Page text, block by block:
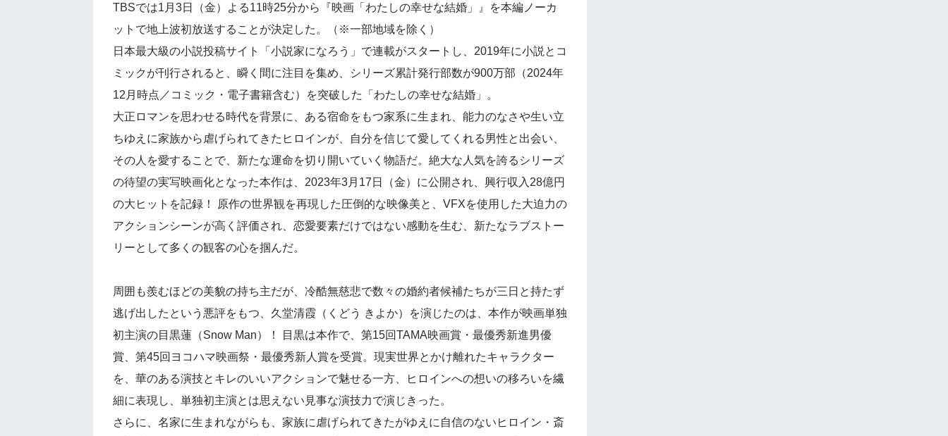
TBSでは1月3日（金）よる11時25分から『映画「わたしの幸せな結婚」』を本編ノーカ
ットで地上波初放送することが決定した。（※一部地域を除く）
日本最大級の小説投稿サイト「小説家になろう」で連載がスタートし、2019年に小説とコ
ミックが刊行されると、瞬く間に注目を集め、シリーズ累計発行部数が900万部（2024年
12月時点／コミック・電子書籍含む）を突破した「わたしの幸せな結婚」。
大正ロマンを思わせる時代を背景に、ある宿命をもつ家系に生まれ、能力のなさや生い立
ちゆえに家族から虐げられてきたヒロインが、自分を信じて愛してくれる男性と出会い、
その人を愛することで、新たな運命を切り開いていく物語だ。絶大な人気を誇るシリーズ
の待望の実写映画化となった本作は、2023年3月17日（金）に公開され、興行収入28億円
の大ヒットを記録！ 原作の世界観を再現した圧倒的な映像美と、VFXを使用した大迫力の
アクションシーンが高く評価され、恋愛要素だけではない感動を生む、新たなラブストー
リーとして多くの観客の心を掴んだ。
周囲も羨むほどの美貌の持ち主だが、冷酷無慈悲で数々の婚約者候補たちが三日と持たず
逃げ出したという悪評をもつ、久堂清霞（くどう きよか）を演じたのは、本作が映画単独
初主演の目黒蓮（Snow Man）！ 目黒は本作で、第15回TAMA映画賞・最優秀新進男優
賞、第45回ヨコハマ映画祭・最優秀新人賞を受賞。現実世界とかけ離れたキャラクター
を、華のある演技とキレのいいアクションで魅せる一方、ヒロインへの想いの移ろいを繊
細に表現し、単独初主演とは思えない見事な演技力で演じきった。
さらに、名家に生まれながらも、家族に虐げられてきたがゆえに自信のないヒロイン・斎